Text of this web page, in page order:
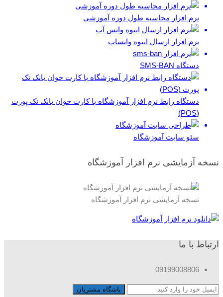
نرم افزار محاسبه طول دوره آموزشی
نرم افزار ارسال انبوه واتساپ
دستگاه SMS-BAN
دستگاه رابط نرم افزار آموزشگاه با کارت خوان بانک تک پورت
(POS)
سئو سایت آموزشگاه
نسخه آزمایشی نرم افزار آموزشگاه
نسخه آزمایشی نرم افزار آموزشگاه
ارتباط با ما
09199008806